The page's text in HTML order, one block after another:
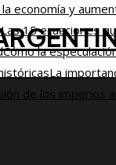
economía y
Las 15 ecuaciones
Cómo la
La
de los imperios